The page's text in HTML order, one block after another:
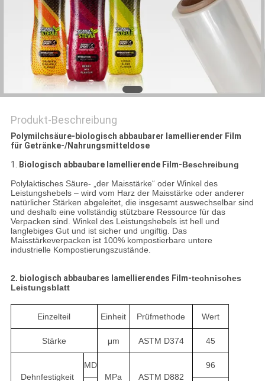
DATENSCHUTZRICHTLINIE
Produkt-Beschreibung
Polymilchsäure-biologisch abbaubarer lamellierender Film
für Getränke-/Nahrungsmitteldose
1. Biologisch abbaubare lamellierende Film-Beschreibung
Polylaktisches Säure- „der Maisstärke“ oder Winkel des
Leistungshebels – wird vom Harz der Maisstärke oder anderer
natürlicher Stärken abgeleitet, die insgesamt auswechselbar sind
und deshalb eine vollständig stützbare Ressource für das
Verpacken sind. Winkel des Leistungshebels ist hell und
langlebiges Gut und ist sicher und ungiftig. Das
Maisstärkeverpacken ist 100% kompostierbare untere
industrielle Kompostierungszustände.
2. biologisch abbaubares lamellierendes Film-technisches
Leistungsblatt
Einzelteil Einheit Prüfmethode Wert
Stärke μm ASTM D374 45
Dehnfestigkeit
MD
MPa
ASTM D882
96